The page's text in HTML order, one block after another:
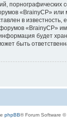
«BrainyCP»
в
«BrainyCP»
будет
быть
phpBB® Forum Software ©